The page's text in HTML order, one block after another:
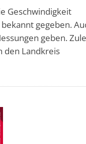
Geschwindigkeit
gegeben.
geben.
den Landkreis